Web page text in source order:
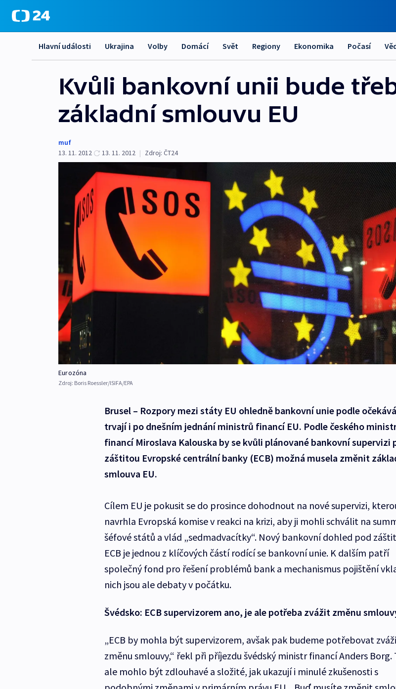
Hlavní události Ukrajina Volby Domácí Svět Regiony Ekonomika Počasí
Kvůli bankovní unii bude
základní smlouvu EU
muf
13. 11. 2012
13. 11. 2012 | Zdroj: ČT24
Eurozóna
Zdroj: Boris Roessler/ISIFA/EPA
Brusel – Rozpory mezi státy EU ohledně bankovní unie podle
trvají i po dnešním jednání ministrů financí EU. Podle českého
financí Miroslava Kalouska by se kvůli plánované bankovní supervizi
záštitou Evropské centrální banky (ECB) možná musela změnit
smlouva EU.
Cílem EU je pokusit se do prosince dohodnout na nové supervizi,
navrhla Evropská komise v reakci na krizi, aby ji mohli schválit na
šéfové států a vlád „sedmadvacítky“. Nový bankovní dohled pod
ECB je jednou z klíčových částí rodící se bankovní unie. K dalším patří
společný fond pro řešení problémů bank a mechanismus pojištění
nich jsou ale debaty v počátku.
Švédsko: ECB supervizorem ano, je ale potřeba zvážit změnu
„ECB by mohla být supervizorem, avšak pak budeme potřebovat
změnu smlouvy,“ řekl při příjezdu švédský ministr financí Anders Borg.
ale mohlo být zdlouhavé a složité, jak ukazují i minulé zkušenosti s